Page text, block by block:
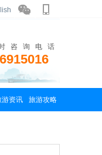
咨询电话
游资讯 旅游攻略